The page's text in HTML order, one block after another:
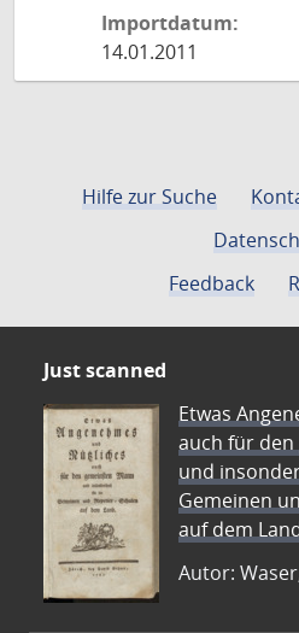
Importdatum:
14.01.2011
Hilfe zur Suche
Feedback
Just scanned
Etwas
auch für
und
Gemeinen
auf dem
Autor: